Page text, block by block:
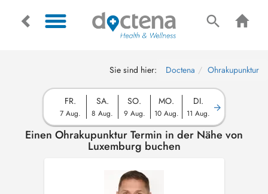
Sie sind hier: Doctena Ohrakupunktur
FR.
7 Aug.
SA.
8 Aug.
SO.
9 Aug.
MO.
10 Aug.
DI.
11 Aug.
Einen Ohrakupunktur Termin in der Nähe von
Luxemburg buchen